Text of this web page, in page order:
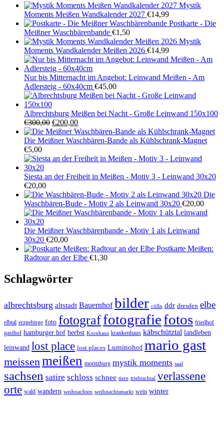
Mystik
Moments Meißen Wandkalender 2027 €14,99
Postkarte - Die
Meißner Waschbärenbande €1,50
Mystik
Moments Wandkalender Meißen 2026 €14,99
Nur bis Mitternacht im Angebot: Leinwand Meißen - Am
Adlersteig - 60x40cm €45,00
Albrechtsburg Meißen bei Nacht - Große Leinwand 150x100
€300,00 Ursprünglicher
Preis
war:
€200,00Aktueller
Preis
ist:
Die Meißner Waschbären-Bande als Kühlschrank-Magnet
€5,00
Siesta an der Freiheit in Meißen - Motiv 3 - Leinwand 30x20
€20,00
Die
Waschbären-Bude - Motiv 2 als Leinwand 30x20 €20,00
Die Meißner Waschbärenbande - Motiv 1 als Leinwand
30x20 €20,00
Postkarte Meißen:
Radtour an der Elbe €1,30
Schlagwörter
albrechtsburg altstadt Bauernhof bilder cölln ddr dresden elbe
elbtal erzgebirge foto fotograffotografiefotos friedhof
gasthof hamburger hof herbst Kornhaus krankenhaus käbschütztal landleben
leinwand lost place lost places Luminohof mario gast
meissenmeißen moritzburg mystik moments saal
sachsen satire schloss schnee tiere triebischtal verlassene
orte wald wandern weihnachten weihnachtsmarkt wein winter